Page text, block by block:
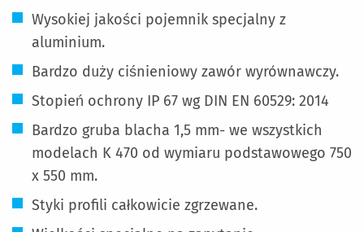
Wysokiej jakości pojemnik specjalny z
aluminium.
Bardzo duży ciśnieniowy zawór wyrównawczy.
Stopień ochrony IP 67 wg DIN EN 60529: 2014
Bardzo gruba blacha 1,5 mm- we wszystkich
modelach K 470 od wymiaru podstawowego 750
x 550 mm.
Styki profili całkowicie zgrzewane.